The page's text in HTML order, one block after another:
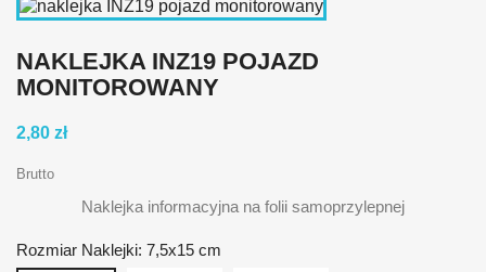
NAKLEJKA INZ19 POJAZD
MONITOROWANY
2,80 zł
Brutto
Naklejka informacyjna na folii samoprzylepnej
Rozmiar Naklejki: 7,5x15 cm